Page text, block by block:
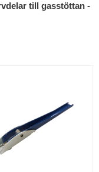
till gasstöttan -